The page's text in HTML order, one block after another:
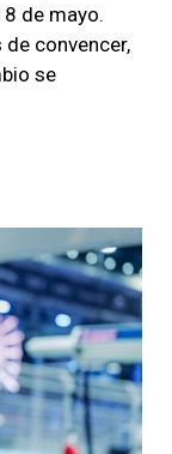
de mayo.
convencer,
se